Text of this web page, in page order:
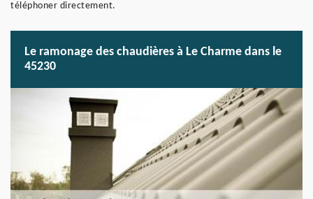
téléphoner directement.
Le ramonage des chaudières à Le Charme dans le
45230